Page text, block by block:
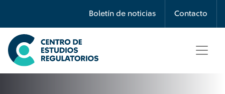
Boletín de noticias Contacto
Búsqueda
Seleccione país